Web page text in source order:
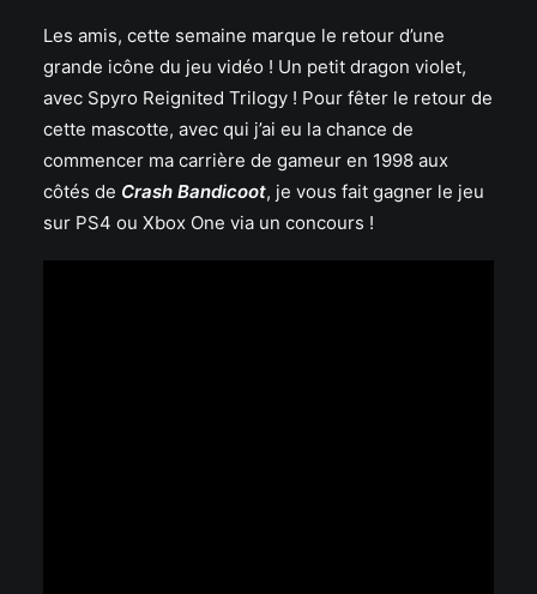
Les amis, cette semaine marque le retour d’une
grande icône du jeu vidéo ! Un petit dragon violet,
avec Spyro Reignited Trilogy ! Pour fêter le retour de
cette mascotte, avec qui j’ai eu la chance de
commencer ma carrière de gameur en 1998 aux
côtés de Crash Bandicoot, je vous fait gagner le jeu
sur PS4 ou Xbox One via un concours !